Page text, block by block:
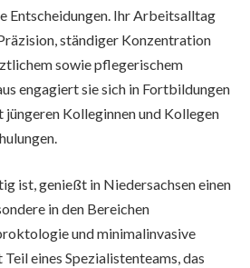
Entscheidungen. Ihr Arbeitsalltag
ständiger Konzentration
sowie pflegerischem
engagiert sie sich in Fortbildungen
Kolleginnen und Kollegen
ist, genießt in Niedersachsen einen
in den Bereichen
und minimalinvasive
eines Spezialistenteams, das